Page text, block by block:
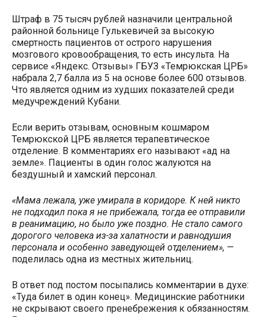
Штраф в 75 тысяч рублей назначили центральной
районной больнице Гулькевичей за высокую
смертность пациентов от острого нарушения
мозгового кровообращения, то есть инсульта. На
сервисе «Яндекс. Отзывы» ГБУЗ «Темрюкская ЦРБ»
набрала 2,7 балла из 5 на основе более 600 отзывов.
Что является одним из худших показателей среди
медучреждений Кубани.
Если верить отзывам, основным кошмаром
Темрюкской ЦРБ является терапевтическое
отделение. В комментариях его называют «ад на
земле». Пациенты в один голос жалуются на
бездушный и хамский персонал.
«Мама лежала, уже умирала в коридоре. К ней никто
не подходил пока я не прибежала, тогда ее отправили
в реанимацию, но было уже поздно. Не стало самого
дорогого человека из-за халатности и равнодушия
персонала и особенно заведующей отделением», —
поделилась одна из местных жительниц.
В ответ под постом посыпались комментарии в духе:
«Туда билет в один конец». Медицинские работники
не скрывают своего пренебрежения к обязанностям.